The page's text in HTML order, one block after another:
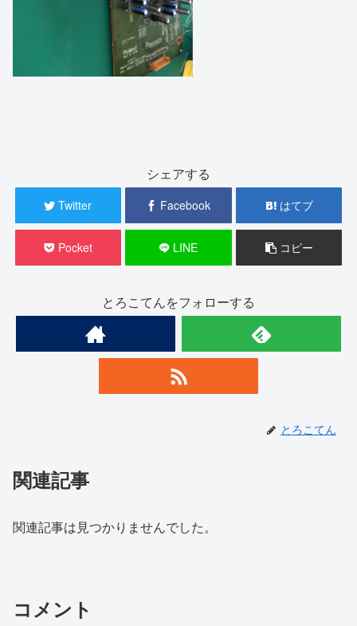
シェアする
Twitter Facebook はてブ
Pocket LINE コピー
とろこてんをフォローする
とろこてん
関連記事
関連記事は見つかりませんでした。
コメント